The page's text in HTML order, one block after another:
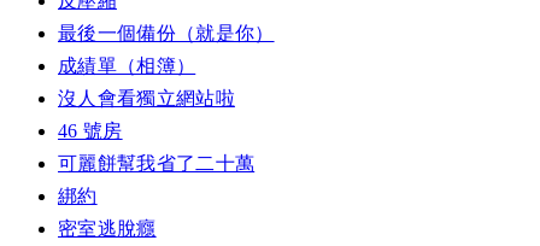
最後一個備份（就是你）
成績單（相簿）
沒人會看獨立網站啦
46 號房
可麗餅幫我省了二十萬
綁約
密室逃脫癮